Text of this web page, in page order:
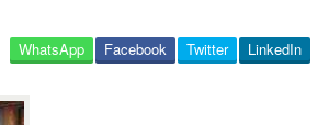
LinkedIn
Twitter
Facebook
WhatsApp